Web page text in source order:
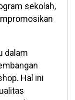
sekolah,
dalam
Hal ini